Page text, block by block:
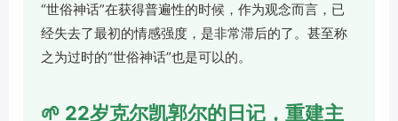
“世俗神话”在获得普遍性的时候，作为观念而言，已
经失去了最初的情感强度，是非常滞后的了。甚至称
之为过时的“世俗神话”也是可以的。
🌱 22岁克尔凯郭尔的日记，重建主